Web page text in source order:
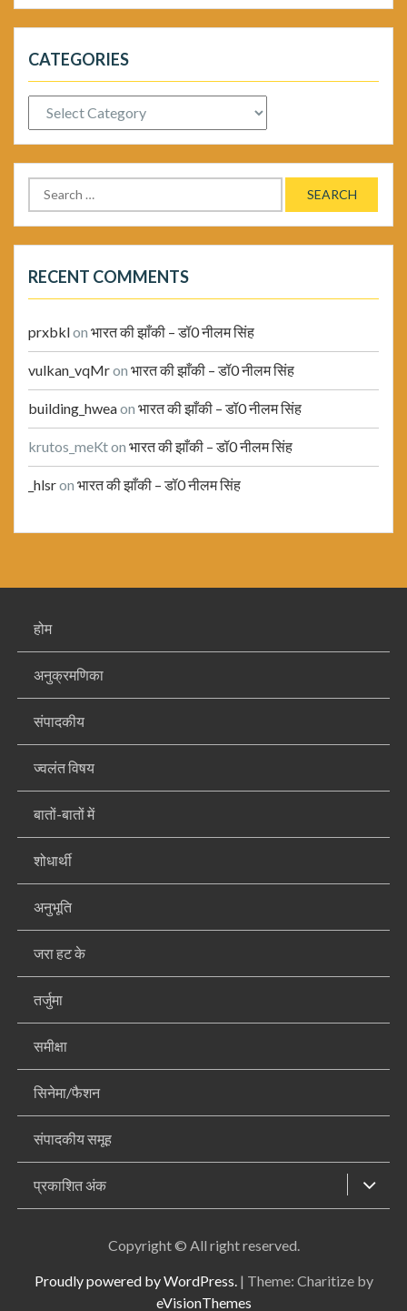
CATEGORIES
Categories
Search
for:
RECENT COMMENTS
prxbklon भारत की झाँकी – डॉ0 नीलम सिंह
vulkan_vqMron भारत की झाँकी – डॉ0 नीलम सिंह
building_hweaon भारत की झाँकी – डॉ0 नीलम सिंह
krutos_meKton भारत की झाँकी – डॉ0 नीलम सिंह
_hlsron भारत की झाँकी – डॉ0 नीलम सिंह
होम
अनुक्रमणिका
संपादकीय
ज्वलंत विषय
बातों-बातों में
शोधार्थी
अनुभूति
जरा हट के
तर्जुमा
समीक्षा
सिनेमा/फैशन
संपादकीय समूह
प्रकाशित अंक
Copyright © All right reserved.
Proudly powered by WordPress. | Theme: Charitize by
eVisionThemes